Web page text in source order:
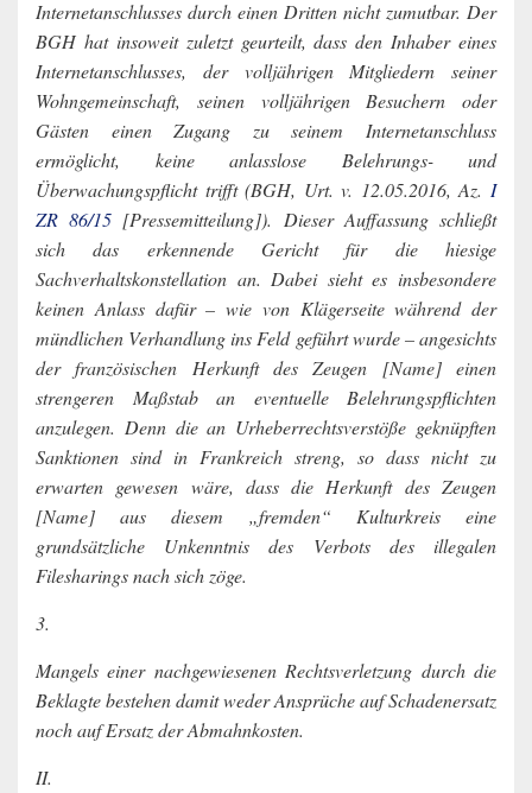
Internetanschlusses durch einen Dritten nicht zumutbar. Der
BGH hat insoweit zuletzt geurteilt, dass den Inhaber eines
Internetanschlusses, der volljährigen Mitgliedern seiner
Wohngemeinschaft, seinen volljährigen Besuchern oder
Gästen einen Zugang zu seinem Internetanschluss
ermöglicht, keine anlasslose Belehrungs- und
Überwachungspflicht trifft (BGH, Urt. v. 12.05.2016, Az. I
ZR 86/15 [Pressemitteilung]). Dieser Auffassung schließt
sich das erkennende Gericht für die hiesige
Sachverhaltskonstellation an. Dabei sieht es insbesondere
keinen Anlass dafür – wie von Klägerseite während der
mündlichen Verhandlung ins Feld geführt wurde – angesichts
der französischen Herkunft des Zeugen [Name] einen
strengeren Maßstab an eventuelle Belehrungspflichten
anzulegen. Denn die an Urheberrechtsverstöße geknüpften
Sanktionen sind in Frankreich streng, so dass nicht zu
erwarten gewesen wäre, dass die Herkunft des Zeugen
[Name] aus diesem „fremden“ Kulturkreis eine
grundsätzliche Unkenntnis des Verbots des illegalen
Filesharings nach sich zöge.
3.
Mangels einer nachgewiesenen Rechtsverletzung durch die
Beklagte bestehen damit weder Ansprüche auf Schadenersatz
noch auf Ersatz der Abmahnkosten.
II.